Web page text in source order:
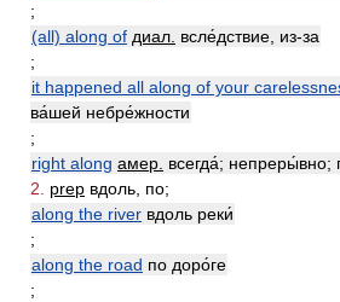
;
(all) along of диал. всле́дствие, из-за
;
it happened all along of your
ва́шей небре́жности
;
right along амер. всегда́; непреры́вно;
2.
prep вдоль, по;
along the river вдоль реки́
;
along the road по доро́ге
;